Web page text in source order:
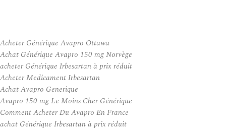
Acheter Générique Avapro Ottawa
Achat Générique Avapro 150 mg Norvège
acheter Générique Irbesartan à prix réduit
Acheter Medicament Irbesartan
Achat Avapro Generique
Avapro 150 mg Le Moins Cher Générique
Comment Acheter Du Avapro En France
achat Générique Irbesartan à prix réduit